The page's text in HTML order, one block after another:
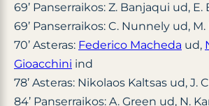
69’ Panserraikos: Z. Banjaqui ud,
69’ Panserraikos: C. Nunnely ud,
70’ Asteras: Federico Macheda ud,
Gioacchini ind
78’ Asteras: Nikolaos Kaltsas ud, J.
84’ Panserraikos: A. Green ud, N.